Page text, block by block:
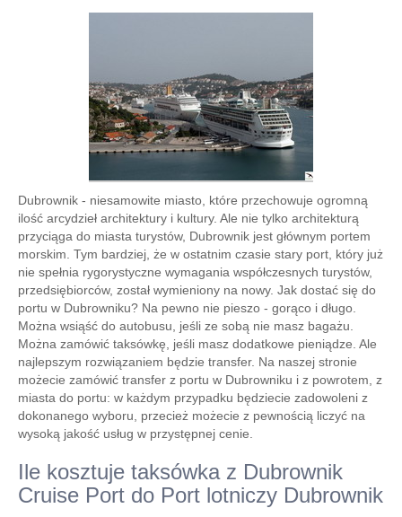
Dubrownik - niesamowite miasto, które przechowuje ogromną
ilość arcydzieł architektury i kultury. Ale nie tylko architekturą
przyciąga do miasta turystów, Dubrownik jest głównym portem
morskim. Tym bardziej, że w ostatnim czasie stary port, który już
nie spełnia rygorystyczne wymagania współczesnych turystów,
przedsiębiorców, został wymieniony na nowy. Jak dostać się do
portu w Dubrowniku? Na pewno nie pieszo - gorąco i długo.
Można wsiąść do autobusu, jeśli ze sobą nie masz bagażu.
Można zamówić taksówkę, jeśli masz dodatkowe pieniądze. Ale
najlepszym rozwiązaniem będzie transfer. Na naszej stronie
możecie zamówić transfer z portu w Dubrowniku i z powrotem, z
miasta do portu: w każdym przypadku będziecie zadowoleni z
dokonanego wyboru, przecież możecie z pewnością liczyć na
wysoką jakość usług w przystępnej cenie.
Ile kosztuje taksówka z Dubrownik
Cruise Port do Port lotniczy Dubrownik